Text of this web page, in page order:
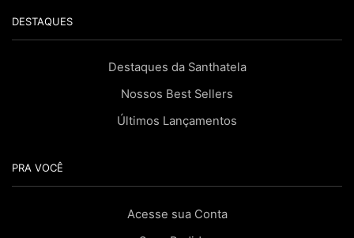
DESTAQUES
Destaques da Santhatela
Nossos Best Sellers
Últimos Lançamentos
PRA VOCÊ
Acesse sua Conta